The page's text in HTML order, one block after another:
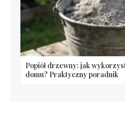
Popiół drzewny: jak
domu? Praktyczny poradnik